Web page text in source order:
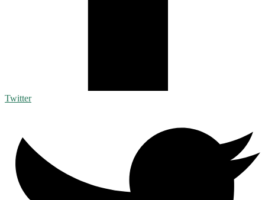
Twitter